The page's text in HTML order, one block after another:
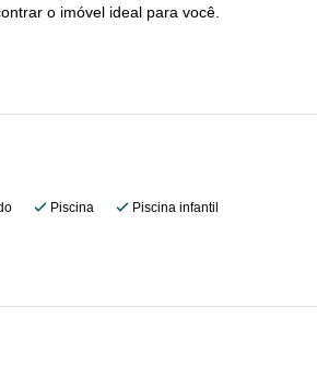
o imóvel ideal para você.
Piscina Piscina infantil